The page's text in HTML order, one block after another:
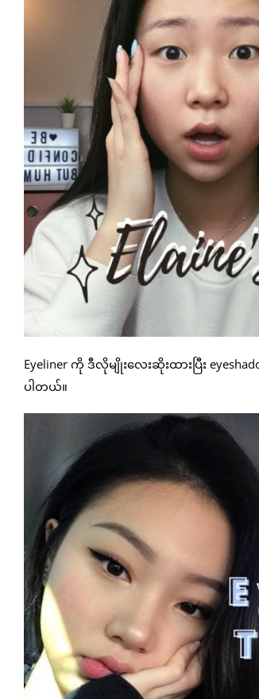
Eyeliner ကို ဒီလိုမျိုးလေးဆိုးထားပြီး
ပါတယ်။